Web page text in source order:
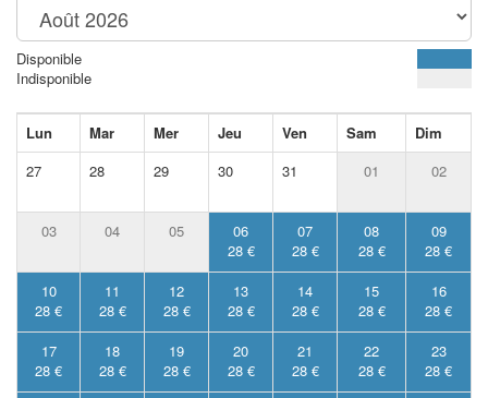
Disponible
Indisponible
Lun Mar Mer Jeu Ven Sam
Dim
27
28 29 30 31 01 02
03 04 05
06
28 €
07
28 €
08
28 €
09
28 €
10
28 €
11
28 €
12
28 €
13
28 €
14
28 €
15
28 €
16
28 €
17
28 €
18
28 €
19
28 €
20
28 €
21
28 €
22
28 €
23
28 €